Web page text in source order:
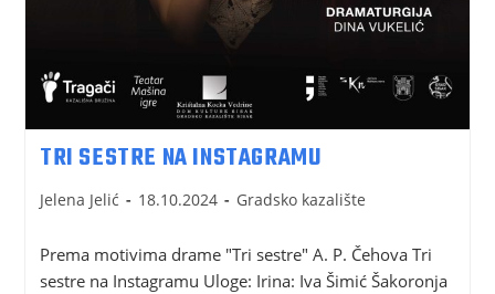
TRI SESTRE NA INSTAGRAMU
Jelena Jelić 18.10.2024 Gradsko kazalište
Prema motivima drame "Tri sestre" A. P. Čehova Tri
sestre na Instagramu Uloge: Irina: Iva Šimić Šakoronja